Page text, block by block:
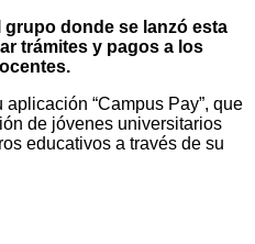
grupo donde se lanzó esta
trámites y pagos a los
“Campus Pay”, que
de jóvenes universitarios
educativos a través de su